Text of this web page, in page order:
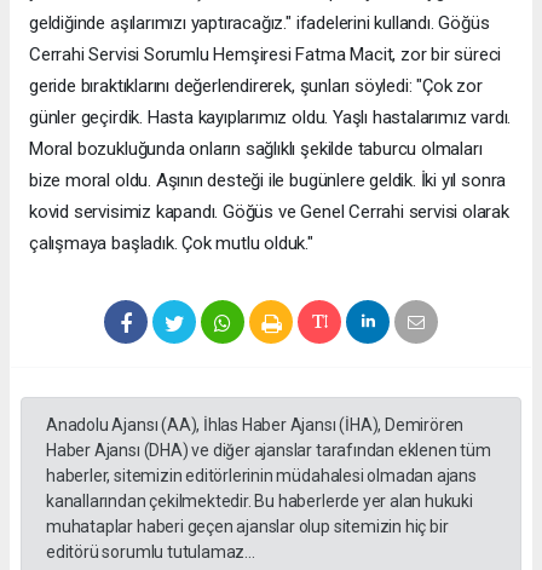
geldiğinde aşılarımızı yaptıracağız." ifadelerini kullandı. Göğüs
Cerrahi Servisi Sorumlu Hemşiresi Fatma Macit, zor bir süreci
geride bıraktıklarını değerlendirerek, şunları söyledi: "Çok zor
günler geçirdik. Hasta kayıplarımız oldu. Yaşlı hastalarımız vardı.
Moral bozukluğunda onların sağlıklı şekilde taburcu olmaları
bize moral oldu. Aşının desteği ile bugünlere geldik. İki yıl sonra
kovid servisimiz kapandı. Göğüs ve Genel Cerrahi servisi olarak
çalışmaya başladık. Çok mutlu olduk."
Anadolu Ajansı (AA), İhlas Haber Ajansı (İHA), Demirören
Haber Ajansı (DHA) ve diğer ajanslar tarafından eklenen tüm
haberler, sitemizin editörlerinin müdahalesi olmadan ajans
kanallarından çekilmektedir. Bu haberlerde yer alan hukuki
muhataplar haberi geçen ajanslar olup sitemizin hiç bir
editörü sorumlu tutulamaz...